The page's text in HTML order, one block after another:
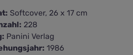
Softcover, 26 x 17 cm
228
Panini Verlag
1986